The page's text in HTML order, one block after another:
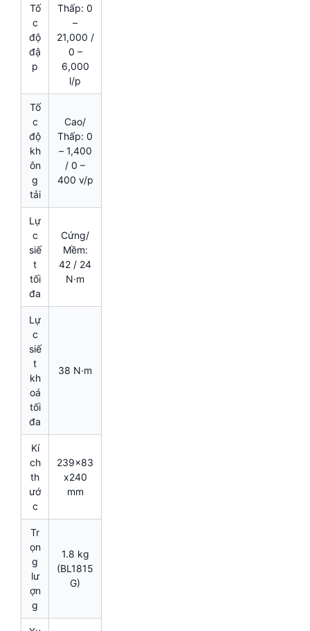
Tố
c
độ
đậ
p
Thấp: 0
–
21,000 /
0 –
6,000
l/p
Tố
c
độ
kh
ôn
g
tải
Cao/
Thấp: 0
– 1,400
/ 0 –
400 v/p
Lự
c
siế
t
tối
đa
Cứng/
Mềm:
42 / 24
N·m
Lự
c
siế
t
kh
oá
tối
đa
38 N·m
Kí
ch
th
ướ
c
239x83
x240
mm
Tr
ọn
g
lư
ợn
g
1.8 kg
(BL1815
G)